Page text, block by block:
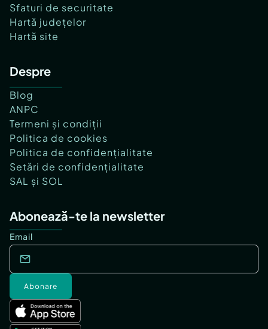
Sfaturi de securitate
Hartă județelor
Hartă site
Despre
Blog
ANPC
Termeni și condiții
Politica de cookies
Politica de confidențialitate
Setări de confidențialitate
SAL și SOL
Abonează-te la newsletter
Email
Abonare